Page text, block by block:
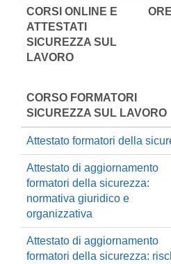
CORSI ONLINE E
ATTESTATI
SICUREZZA SUL
LAVORO
ORE
CORSO FORMATORI
SICUREZZA SUL LAVORO
Attestato formatori della
Attestato di aggiornamento
formatori della sicurezza:
normativa giuridico e
organizzativa
Attestato di aggiornamento
formatori della sicurezza: